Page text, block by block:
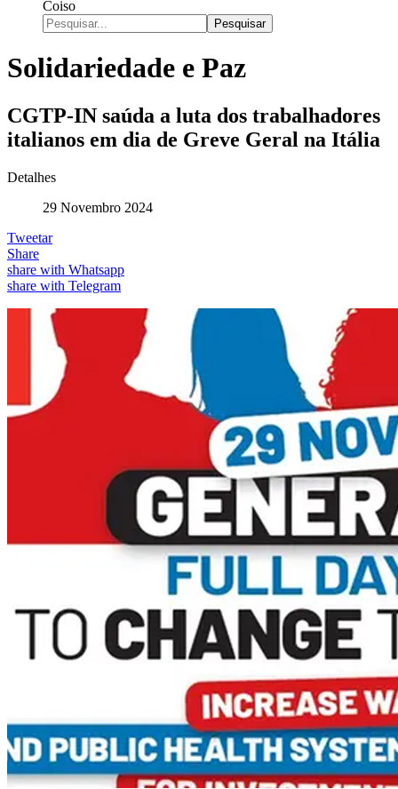
Coiso
Pesquisar
Solidariedade e Paz
CGTP-IN saúda a luta dos trabalhadores
italianos em dia de Greve Geral na Itália
Detalhes
29 Novembro 2024
Tweetar
Share
share with Whatsapp
share with Telegram